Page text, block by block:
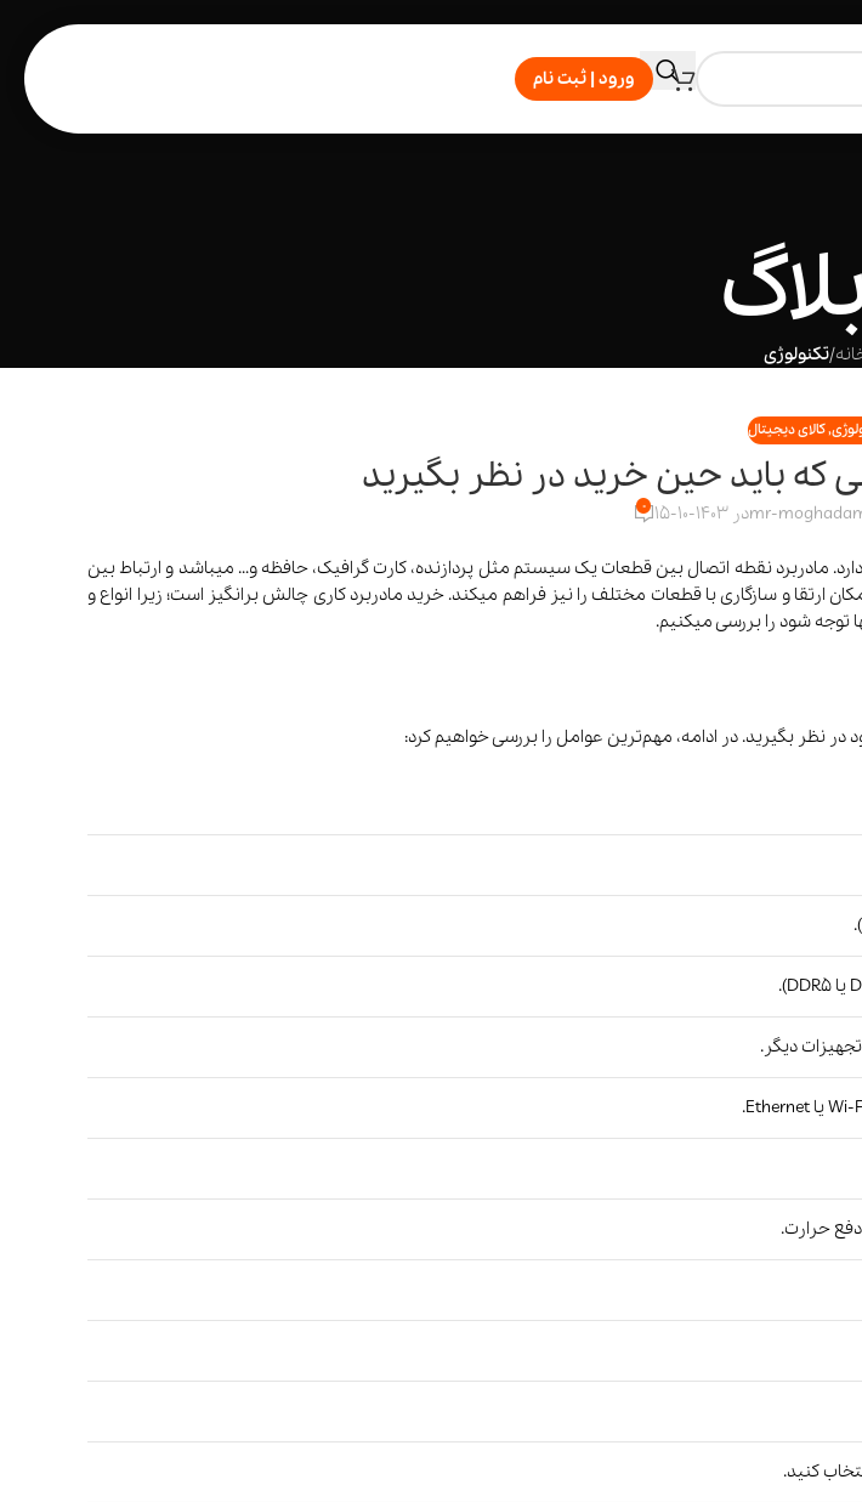
ورود | ثبت نام
/تکنولوژی
,کالای دیجیتال
که باید حین خرید در نظر بگیرید
mr-در 1403-10-15 0
مادربرد نقطه اتصال بین قطعات یک سیستم مثل پردازنده، کارت گرافیک، حافظه و… میباشد و ارتباط بین
و سازگاری با قطعات مختلف را نیز فراهم میکند. خرید مادربرد کاری چالش برانگیز است؛ زیرا انواع و
توجه شود را بررسی میکنیم.
در نظر بگیرید. در ادامه، مهم‌ترین عوامل را بررسی خواهیم کرد:
دیگر.
کنید.